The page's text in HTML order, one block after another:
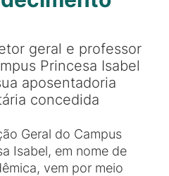
geral e professor
Princesa Isabel
aposentadoria
concedida
Geral do Campus
Isabel, em nome de
vem por meio